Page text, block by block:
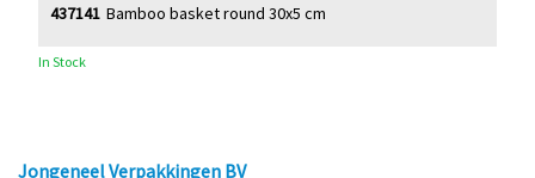
Bamboo basket round 30x5 cm
437141
In Stock
Jongeneel Verpakkingen BV